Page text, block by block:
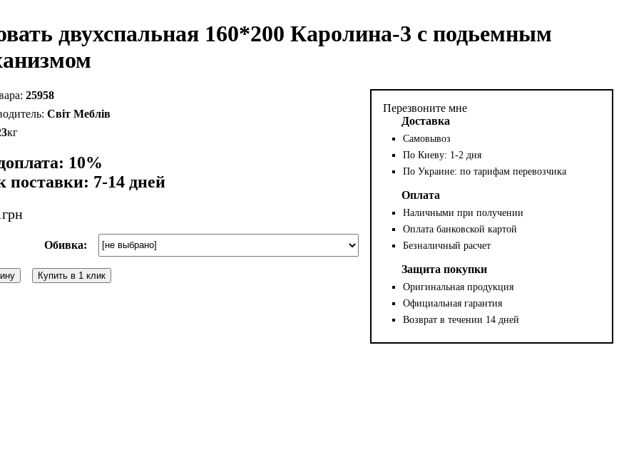
двухспальная 160*200 Каролина-3 с подьемным
25958
Світ Меблів
кг
10%
поставки: 7-14 дней
грн
Обивка:
Купить в 1 клик
Перезвоните мне
Доставка
Самовывоз
По Киеву: 1-2 дня
По Украине: по тарифам перевозчика
Оплата
Наличными при получении
Оплата банковской картой
Безналичный расчет
Защита покупки
Оригинальная продукция
Официальная гарантия
Возврат в течении 14 дней